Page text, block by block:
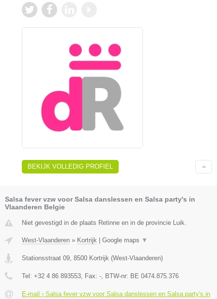
BEKIJK VOLLEDIG PROFIEL
Salsa fever vzw voor Salsa danslessen en Salsa party's in
Vlaanderen Belgie
Niet gevestigd in de plaats Retinne en in de provincie Luik.
West-Vlaanderen » Kortrijk Google maps ▼
Stationsstraat 09, 8500 Kortrijk (West-Vlaanderen)
Tel: +32 4 86 893553, Fax: -, BTW-nr: BE 0474.875.376
E-mail › Salsa fever vzw voor Salsa danslessen en Salsa party's in